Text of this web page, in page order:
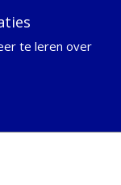
te leren over